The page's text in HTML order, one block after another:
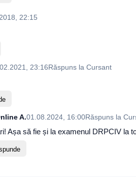
22:15
23:16Răspuns la Cursant
A.01.08.2024, 16:00Răspuns la
Așa să fie și la examenul DRPCIV la